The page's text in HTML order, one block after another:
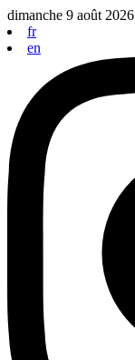
Aller
au
contenu
dimanche 9 août 2026
fr
en